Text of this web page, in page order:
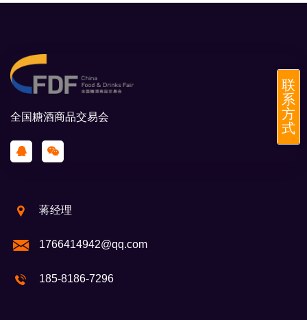
全国糖酒商品交易会
蒋经理
1766414942@qq.com
185-8186-7296
联
系
方
式